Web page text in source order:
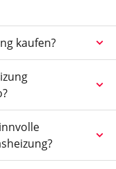
kaufen?